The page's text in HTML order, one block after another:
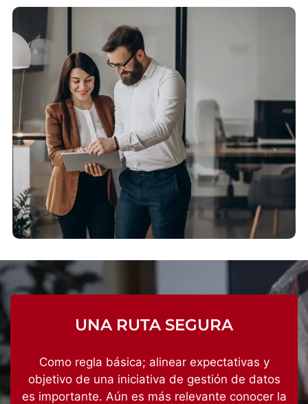
UNA RUTA SEGURA
Como regla básica; alinear expectativas y
objetivo de una iniciativa de gestión de datos
es importante. Aún es más relevante conocer la